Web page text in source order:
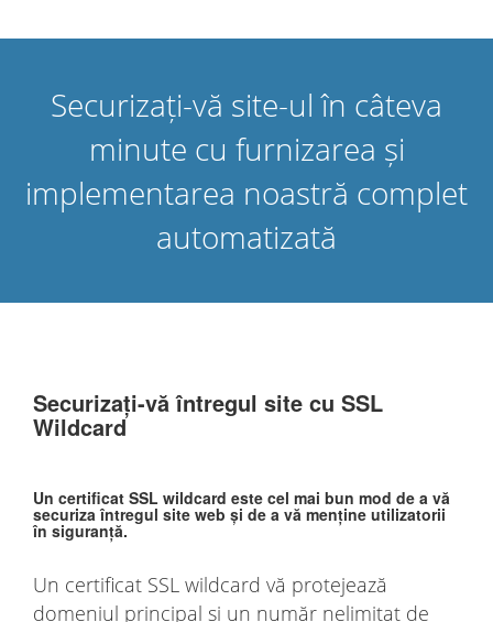
Securizați-vă site-ul în câteva
minute cu furnizarea și
implementarea noastră complet
automatizată
Securizați-vă întregul site cu SSL
Wildcard
Un certificat SSL wildcard este cel mai bun mod de a vă
securiza întregul site web și de a vă menține utilizatorii
în siguranță.
Un certificat SSL wildcard vă protejează
domeniul principal și un număr nelimitat de